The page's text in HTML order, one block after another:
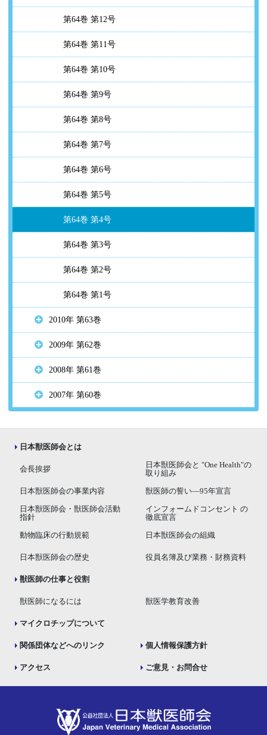
第64巻 第12号
第64巻 第11号
第64巻 第10号
第64巻 第9号
第64巻 第8号
第64巻 第7号
第64巻 第6号
第64巻 第5号
第64巻 第4号
第64巻 第3号
第64巻 第2号
第64巻 第1号
2010年 第63巻
2009年 第62巻
2008年 第61巻
2007年 第60巻
日本獣医師会とは
会長挨拶
日本獣医師会と "One Health"の
取り組み
日本獣医師会の事業内容 獣医師の誓い―95年宣言
日本獣医師会・獣医師会活動
指針
インフォームドコンセント の
徹底宣言
動物臨床の行動規範 日本獣医師会の組織
日本獣医師会の歴史 役員名簿及び業務・財務資料
獣医師の仕事と役割
獣医師になるには 獣医学教育改善
マイクロチップについて
関係団体などへのリンク 個人情報保護方針
アクセス ご意見・お問合せ